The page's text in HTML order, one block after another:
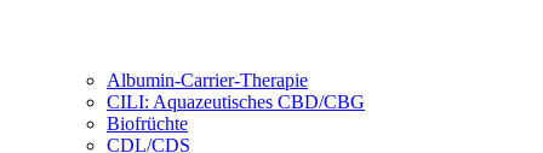
Albumin-Carrier-Therapie
CILI: Aquazeutisches CBD/CBG
Biofrüchte
CDL/CDS